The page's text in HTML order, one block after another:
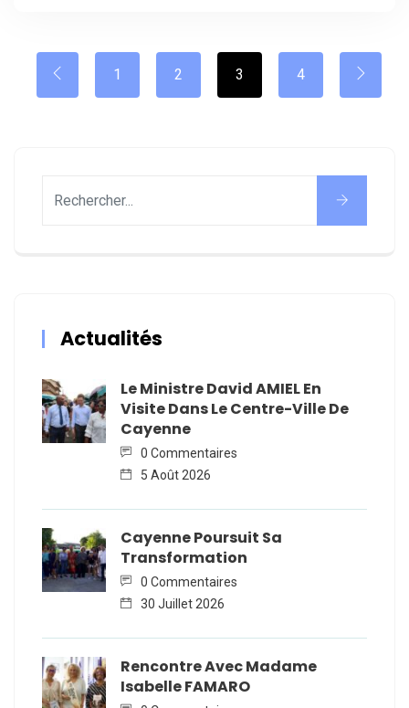
1 2 3 4
Actualités
Le Ministre David AMIEL En
Visite Dans Le Centre-Ville De
Cayenne
0 Commentaires
5 Août 2026
Cayenne Poursuit Sa
Transformation
0 Commentaires
30 Juillet 2026
Rencontre Avec Madame
Isabelle FAMARO